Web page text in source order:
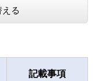
る
記載事項